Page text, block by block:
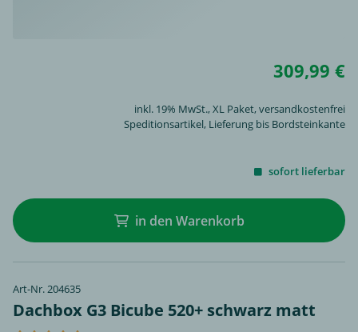
309,99 €
inkl. 19% MwSt.,XL Paket, versandkostenfrei
Speditionsartikel, Lieferung bis Bordsteinkante
sofort lieferbar
in den Warenkorb
Art-Nr. 204635
Dachbox G3 Bicube 520+ schwarz matt